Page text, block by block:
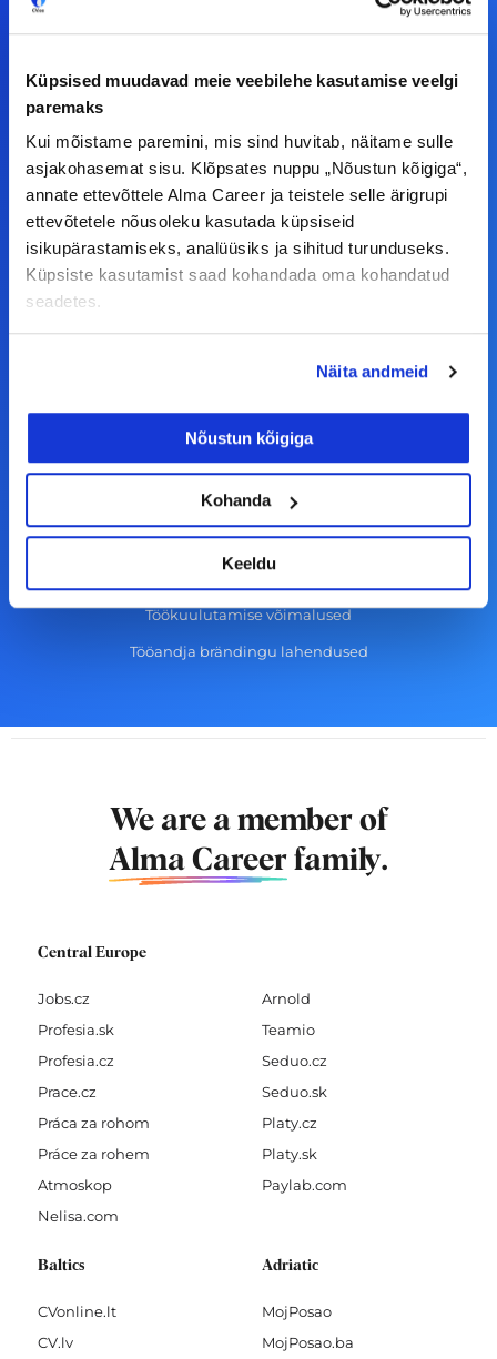
Küpsised muudavad meie veebilehe kasutamise veelgi
paremaks
Kui mõistame paremini, mis sind huvitab, näitame sulle
asjakohasemat sisu. Klõpsates nuppu „Nõustun kõigiga“,
annate ettevõttele Alma Career ja teistele selle ärigrupi
ettevõtetele nõusoleku kasutada küpsiseid
isikupärastamiseks, analüüsiks ja sihitud turunduseks.
Küpsiste kasutamist saad kohandada oma kohandatud
seadetes.
Näita andmeid
Nõustun kõigiga
Kohanda
Keeldu
teha koostööd, siis võta meiega julgelt ühendust.
a
c
e
b
o
k
f
n
s
t
a
g
a
i
n
k
e
d
n
o
u
t
u
b
© Alma Career Estonia OÜ
Tööotsijale
Tööpakkumised
Aktiveeri tööpakkumiste teavitus
Kasutustingimused
Tööandjale
Lisa töökuulutus CV.ee lehele
Töökuulutamise võimalused
Tööandja brändingu lahendused
We are a member of
Alma Career family.
Central Europe
Jobs.cz
Profesia.sk
Profesia.cz
Prace.cz
Práca za rohom
Práce za rohem
Atmoskop
Nelisa.com
Arnold
Teamio
Seduo.cz
Seduo.sk
Platy.cz
Platy.sk
Paylab.com
Baltics
CVonline.lt
CV.lv
Adriatic
MojPosao
MojPosao.ba